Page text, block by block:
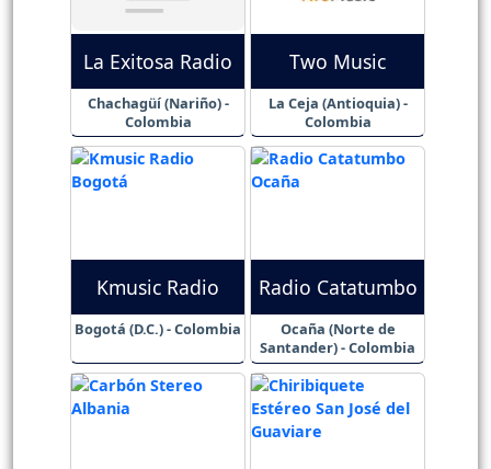
La Exitosa Radio
Chachagüí (Nariño) -
Colombia
Two Music
La Ceja (Antioquia) -
Colombia
Kmusic Radio
Bogotá (D.C.) - Colombia
Radio Catatumbo
Ocaña (Norte de
Santander) - Colombia